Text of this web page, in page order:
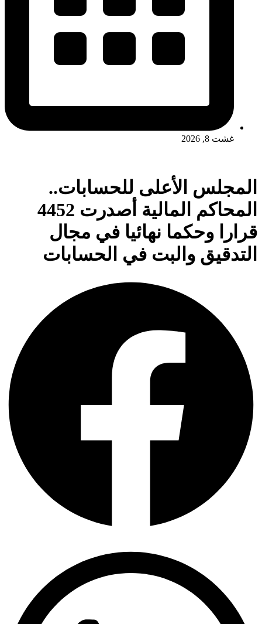
غشت 8, 2026
المجلس الأعلى للحسابات..
المحاكم المالية أصدرت 4452
قرارا وحكما نهائيا في مجال
التدقيق والبت في الحسابات